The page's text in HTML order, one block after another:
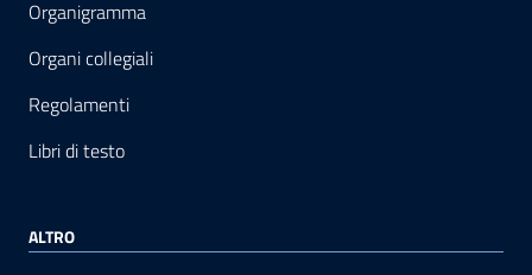
Organigramma
Organi collegiali
Regolamenti
Libri di testo
ALTRO